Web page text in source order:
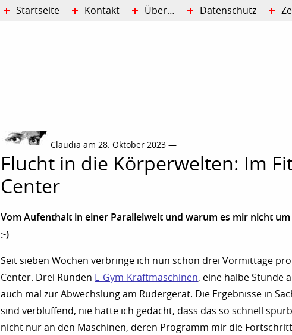
Claudia am 28. Oktober 2023 —
Flucht in die Körperwelten: Im
Center
Vom Aufenthalt in einer Parallelwelt und warum es mir nicht
:-)
Seit sieben Wochen verbringe ich nun schon drei Vormittage
Center. Drei Runden E-Gym-Kraftmaschinen, eine halbe Stunde
auch mal zur Abwechslung am Rudergerät. Die Ergebnisse in
sind verblüffend, nie hätte ich gedacht, dass das so schnell
nicht nur an den Maschinen, deren Programm mir die
Startseite Kontakt Über… Datenschutz